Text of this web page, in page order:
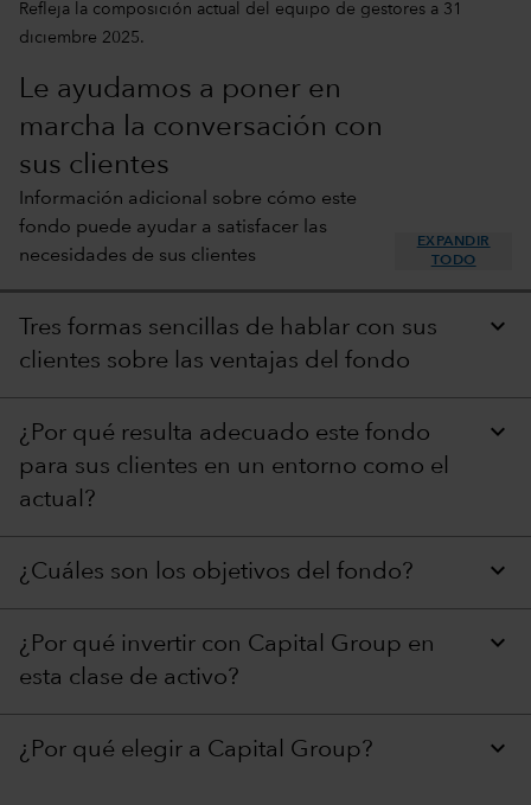
Refleja la composición actual del equipo de gestores a 31
diciembre 2025.
Le ayudamos a poner en
marcha la conversación con
sus clientes
Información adicional sobre cómo este
fondo puede ayudar a satisfacer las
necesidades de sus clientes
EXPANDIR
TODO
Tres formas sencillas de hablar con sus
clientes sobre las ventajas del fondo
¿Por qué resulta adecuado este fondo
para sus clientes en un entorno como el
actual?
¿Cuáles son los objetivos del fondo?
¿Por qué invertir con Capital Group en
esta clase de activo?
¿Por qué elegir a Capital Group?